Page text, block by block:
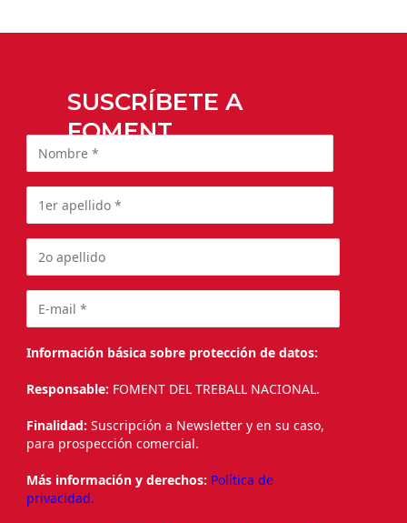
SUSCRÍBETE A
FOMENT
Información básica sobre protección de datos:
Responsable: FOMENT DEL TREBALL NACIONAL.
Finalidad: Suscripción a Newsletter y en su caso,
para prospección comercial.
Más información y derechos: Política de
privacidad.